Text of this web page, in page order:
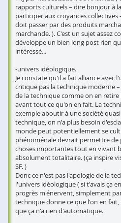
rapports culturels – dire bonjour à
participer aux croyances collectives
doit passer par des produits
marchande. ). C'est un sujet assez
développe un bien long post rien
intéressé...
-univers idéologique.
Je constate qu'il a fait alliance avec
critique pas la technique moderne
de la technique comme on en retire
avant tout ce qu'on en fait. La
exemple aboutir à une société
technique, on n'a plus besoin
monde peut potentiellement se
phénoménale devrait permettre
choses importantes tout en vivant
absolument totalitaire. (ça inspire
SF. )
Donc ce n'est pas l'apologie de la
l'univers idéologique ( si t'avais ça
progrès m'énervent, simplement
technique donne ce que l'on en
que ça n'a rien d'automatique.